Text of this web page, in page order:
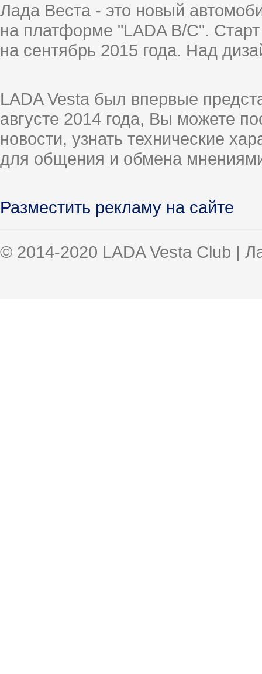
Лада Веста - это новый
на платформе "LADA B/C".
на сентябрь 2015 года. Над
LADA Vesta был впервые
августе 2014 года, Вы можете
новости, узнать технические
для общения и обмена
Разместить рекламу на сайте
© 2014-2020 LADA Vesta Club |